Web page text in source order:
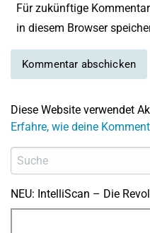
Für zukünftige
in diesem Browser
Diese Website verwendet
Erfahre, wie deine
NEU: IntelliScan – Die